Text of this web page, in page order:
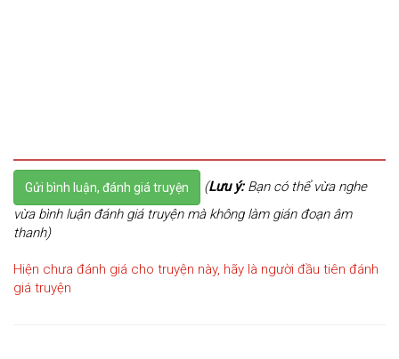
Gửi bình luận, đánh giá truyện (Lưu ý:Bạn có thể vừa nghe
vừa bình luận đánh giá truyện mà không làm gián đoạn âm
thanh)
Hiện chưa đánh giá cho truyện này, hãy là người đầu tiên đánh
giá truyện